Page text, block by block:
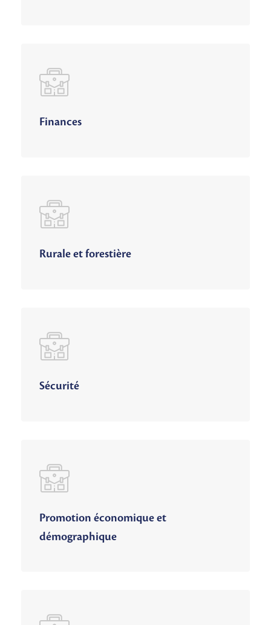
Finances
Rurale et forestière
Sécurité
Promotion économique et
démographique